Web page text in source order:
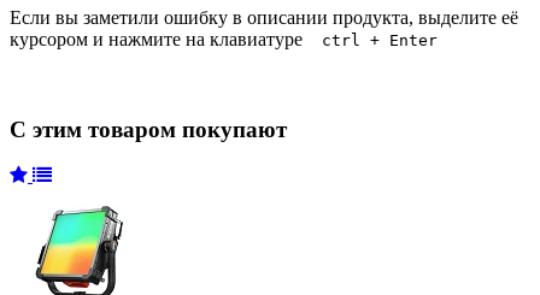
Если вы заметили ошибку в описании продукта, выделите её
курсором и нажмите на клавиатуре
ctrl + Enter
С этим товаром покупают